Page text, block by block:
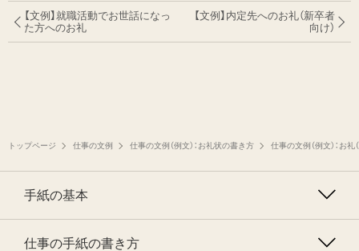
【文例】就職活動でお世話になっ
た方へのお礼
【文例】内定先へのお礼（新卒者
向け）
トップページ 仕事の文例 仕事の文例（例文）：お礼状の書き方 仕事の文例（例文）：お礼
手紙の基本
仕事の手紙の書き方